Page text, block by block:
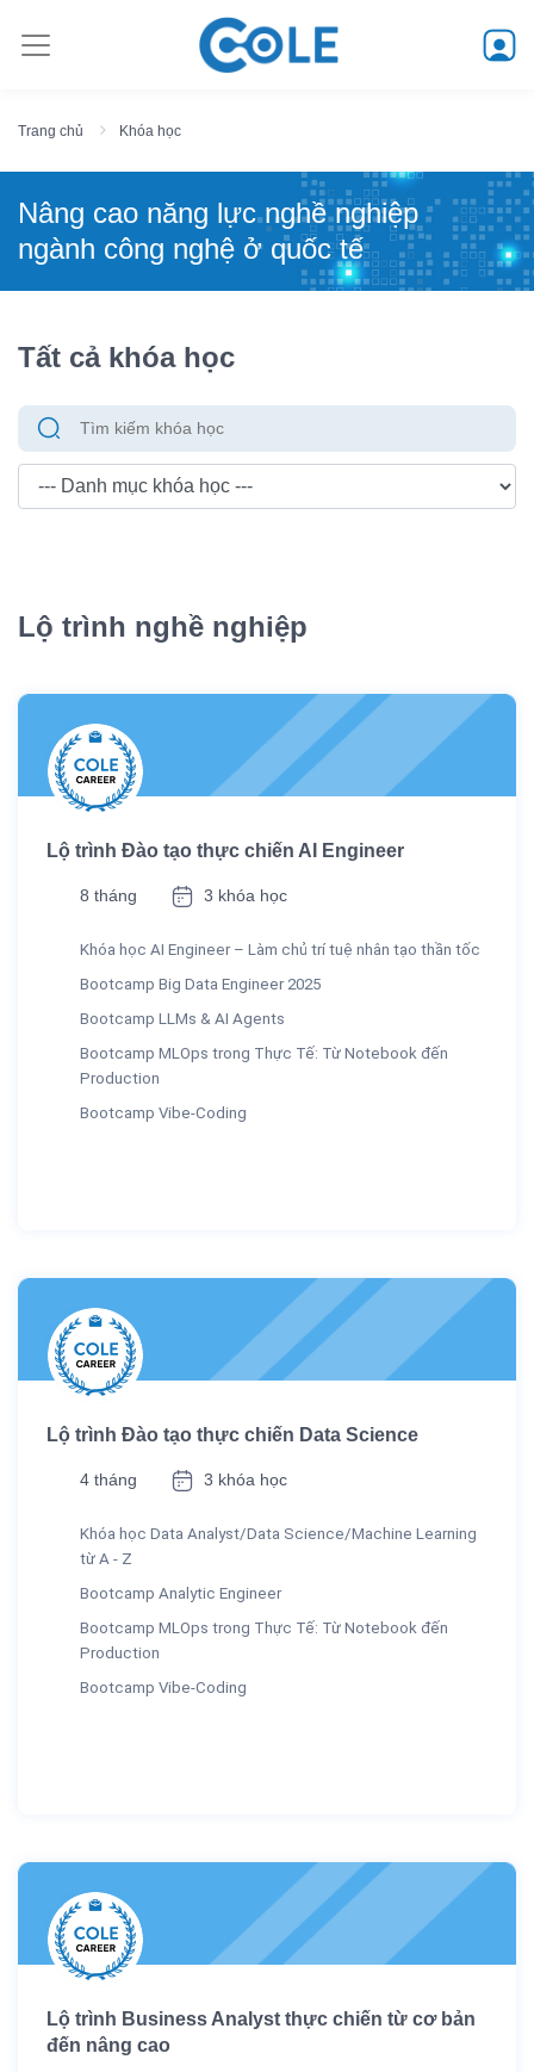
Trang chủ Khóa học
Nâng cao năng lực nghề nghiệp
ngành công nghệ ở quốc tế
Tất cả khóa học
Lộ trình nghề nghiệp
Lộ trình Đào tạo thực chiến AI Engineer
8 tháng 3 khóa học
Khóa học AI Engineer – Làm chủ trí tuệ nhân tạo thần tốc
Bootcamp Big Data Engineer 2025
Bootcamp LLMs & AI Agents
Bootcamp MLOps trong Thực Tế: Từ Notebook đến
Production
Bootcamp Vibe-Coding
Lộ trình Đào tạo thực chiến Data Science
4 tháng 3 khóa học
Khóa học Data Analyst/Data Science/Machine Learning
từ A - Z
Bootcamp Analytic Engineer
Bootcamp MLOps trong Thực Tế: Từ Notebook đến
Production
Bootcamp Vibe-Coding
Lộ trình Business Analyst thực chiến từ cơ bản
đến nâng cao